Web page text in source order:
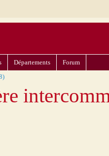
Départements
Forum